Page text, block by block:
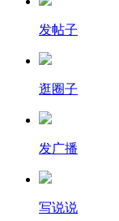
发帖子
逛圈子
发广播
写说说